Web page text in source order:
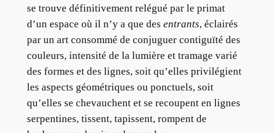
se trouve définitivement relégué par le primat
d’un espace où il n’y a que des entrants, éclairés
par un art consommé de conjuguer contiguïté des
couleurs, intensité de la lumière et tramage varié
des formes et des lignes, soit qu’elles privilégient
les aspects géométriques ou ponctuels, soit
qu’elles se chevauchent et se recoupent en lignes
serpentines, tissent, tapissent, rompent de